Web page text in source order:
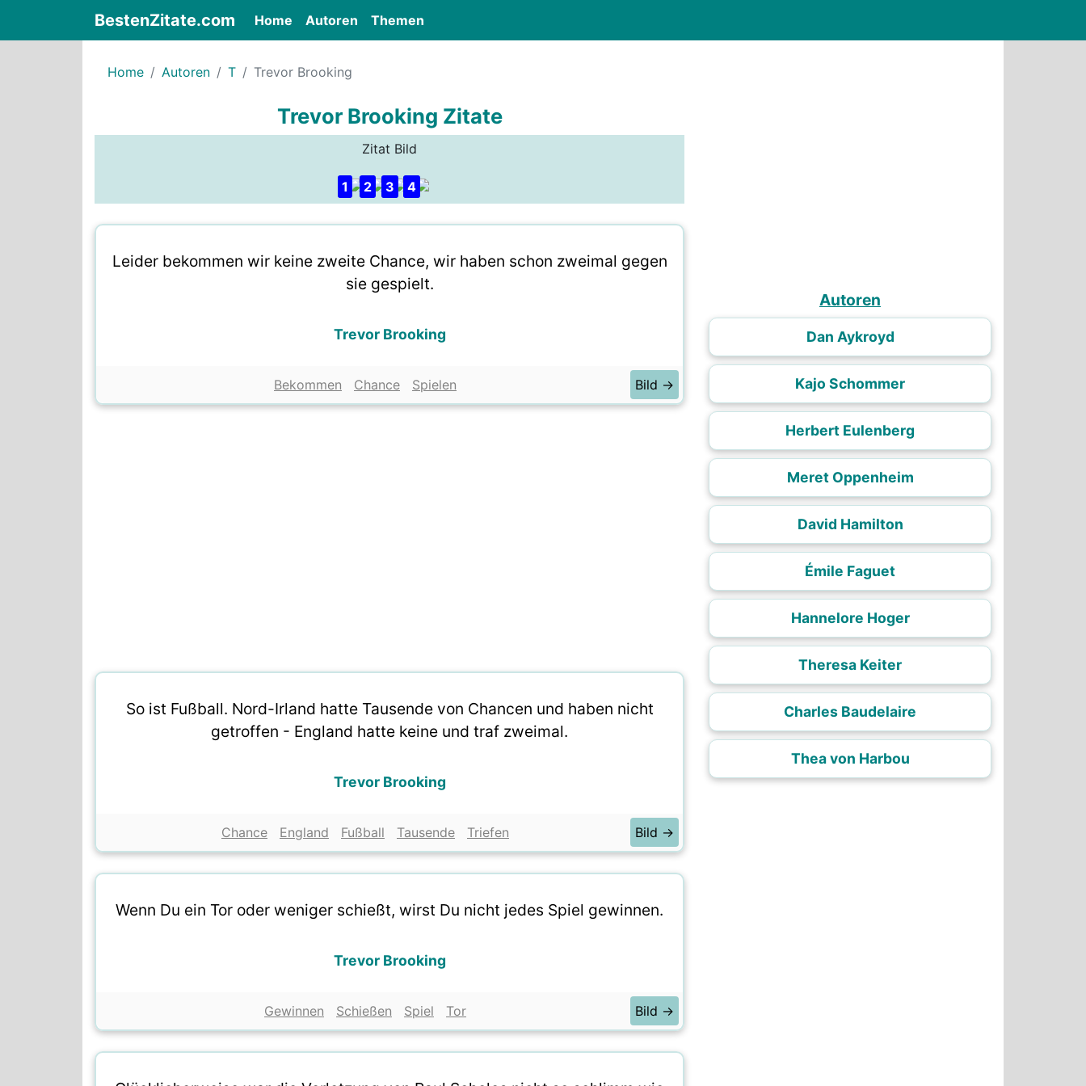
BestenZitate.com Home (current)
Autoren Themen
Home Autoren T Trevor Brooking
Trevor Brooking Zitate
Zitat Bild
1 2 3 4
Leider bekommen wir keine zweite Chance, wir haben schon zweimal gegen
sie gespielt.
Trevor Brooking
Bekommen Chance Spielen Bild →
So ist Fußball. Nord-Irland hatte Tausende von Chancen und haben nicht
getroffen - England hatte keine und traf zweimal.
Trevor Brooking
Chance England Fußball Tausende Triefen Bild →
Wenn Du ein Tor oder weniger schießt, wirst Du nicht jedes Spiel gewinnen.
Trevor Brooking
Gewinnen Schießen Spiel Tor Bild →
Autoren
Dan Aykroyd
Kajo Schommer
Herbert Eulenberg
Meret Oppenheim
David Hamilton
Émile Faguet
Hannelore Hoger
Theresa Keiter
Charles Baudelaire
Thea von Harbou